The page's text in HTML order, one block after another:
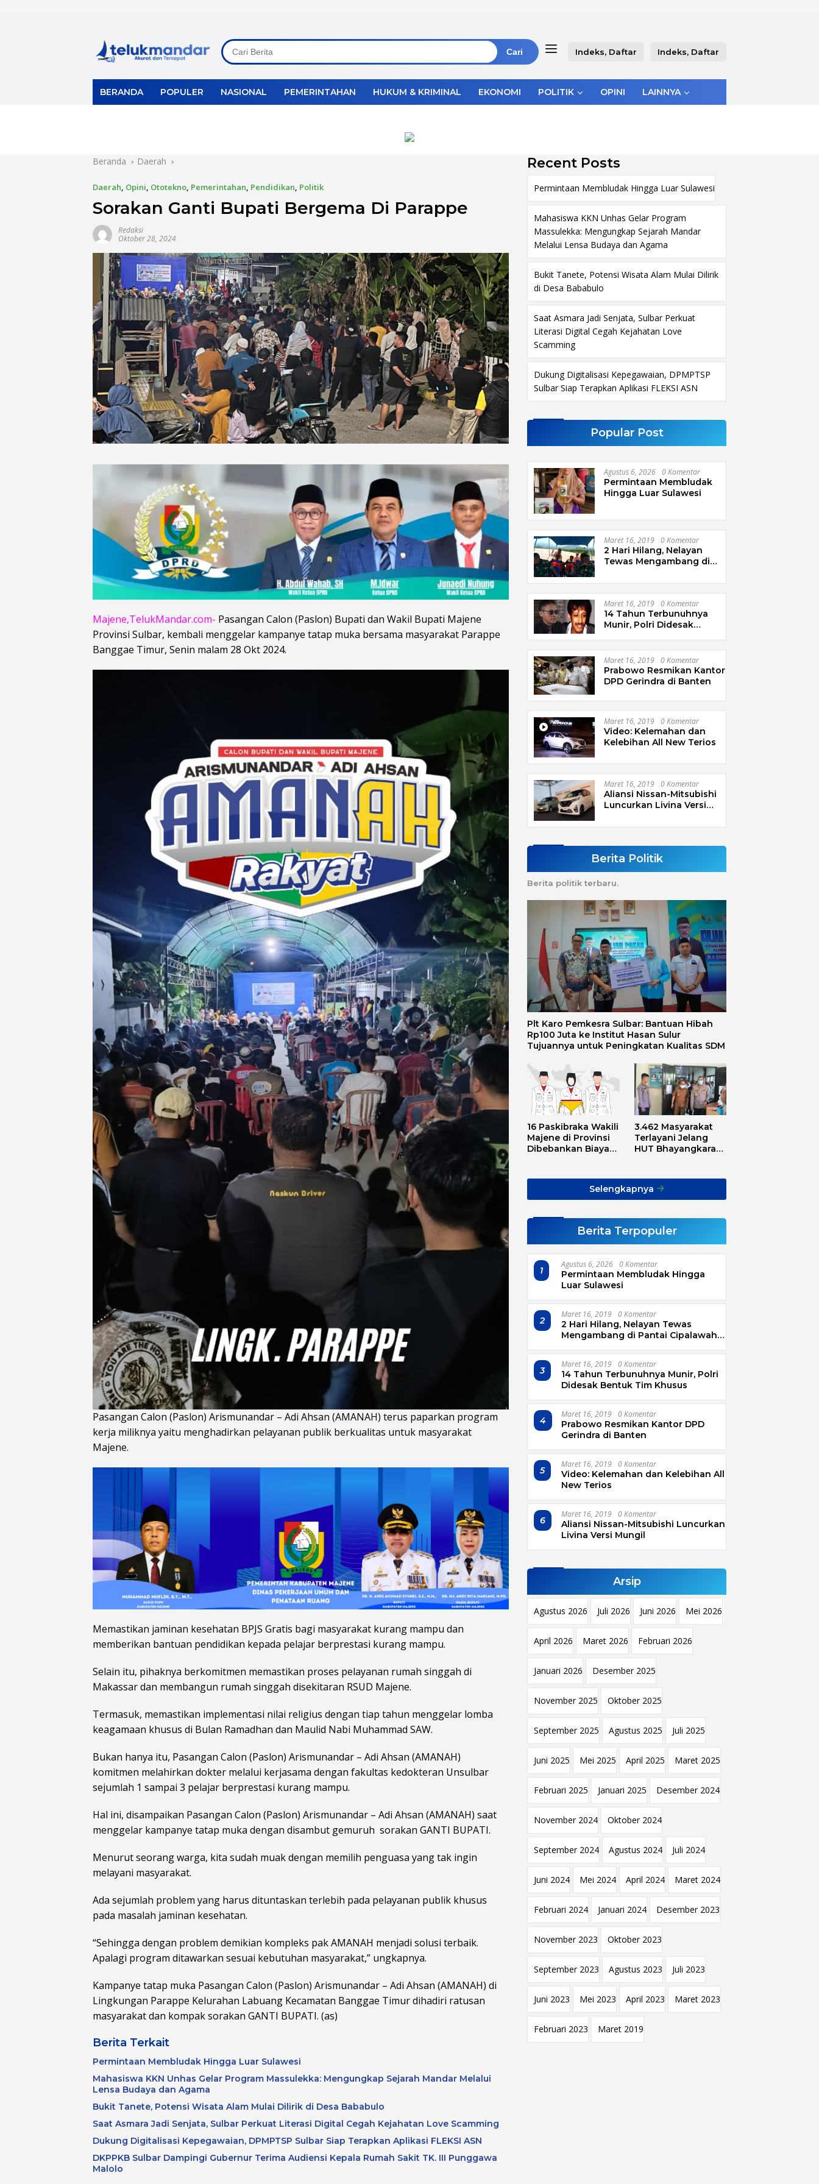
Cari Indeks, Daftar Indeks, Daftar
BERANDA POPULER NASIONAL PEMERINTAHAN HUKUM & KRIMINAL EKONOMI POLITIK OPINI LAINNYA
Beranda Daerah
Daerah, Opini, Ototekno, Pemerintahan, Pendidikan, Politik
Sorakan Ganti Bupati Bergema Di Parappe
Redaksi
Oktober 28, 2024
Majene,TelukMandar.com- Pasangan Calon (Paslon) Bupati dan Wakil Bupati Majene
Provinsi Sulbar, kembali menggelar kampanye tatap muka bersama masyarakat Parappe
Banggae Timur, Senin malam 28 Okt 2024.
Pasangan Calon (Paslon) Arismunandar – Adi Ahsan (AMANAH) terus paparkan program
kerja miliknya yaitu menghadirkan pelayanan publik berkualitas untuk masyarakat
Majene.
Memastikan jaminan kesehatan BPJS Gratis bagi masyarakat kurang mampu dan
memberikan bantuan pendidikan kepada pelajar berprestasi kurang mampu.
Selain itu, pihaknya berkomitmen memastikan proses pelayanan rumah singgah di
Makassar dan membangun rumah singgah disekitaran RSUD Majene.
Termasuk, memastikan implementasi nilai religius dengan tiap tahun menggelar lomba
keagamaan khusus di Bulan Ramadhan dan Maulid Nabi Muhammad SAW.
Bukan hanya itu, Pasangan Calon (Paslon) Arismunandar – Adi Ahsan (AMANAH)
komitmen melahirkan dokter melalui kerjasama dengan fakultas kedokteran Unsulbar
sejumlah 1 sampai 3 pelajar berprestasi kurang mampu.
Hal ini, disampaikan Pasangan Calon (Paslon) Arismunandar – Adi Ahsan (AMANAH) saat
menggelar kampanye tatap muka dengan disambut gemuruh sorakan GANTI BUPATI.
Menurut seorang warga, kita sudah muak dengan memilih penguasa yang tak ingin
melayani masyarakat.
Ada sejumlah problem yang harus dituntaskan terlebih pada pelayanan publik khusus
pada masalah jaminan kesehatan.
“Sehingga dengan problem demikian kompleks pak AMANAH menjadi solusi terbaik.
Apalagi program ditawarkan sesuai kebutuhan masyarakat,” ungkapnya.
Kampanye tatap muka Pasangan Calon (Paslon) Arismunandar – Adi Ahsan (AMANAH) di
Lingkungan Parappe Kelurahan Labuang Kecamatan Banggae Timur dihadiri ratusan
masyarakat dan kompak sorakan GANTI BUPATI. (as)
Berita Terkait
Permintaan Membludak Hingga Luar Sulawesi
Mahasiswa KKN Unhas Gelar Program Massulekka: Mengungkap Sejarah Mandar Melalui
Lensa Budaya dan Agama
Bukit Tanete, Potensi Wisata Alam Mulai Dilirik di Desa Bababulo
Saat Asmara Jadi Senjata, Sulbar Perkuat Literasi Digital Cegah Kejahatan Love Scamming
Dukung Digitalisasi Kepegawaian, DPMPTSP Sulbar Siap Terapkan Aplikasi FLEKSI ASN
DKPPKB Sulbar Dampingi Gubernur Terima Audiensi Kepala Rumah Sakit TK. III Punggawa
Malolo
Recent Posts
Permintaan Membludak Hingga Luar Sulawesi
Mahasiswa KKN Unhas Gelar Program
Massulekka: Mengungkap Sejarah Mandar
Melalui Lensa Budaya dan Agama
Bukit Tanete, Potensi Wisata Alam Mulai Dilirik
di Desa Bababulo
Saat Asmara Jadi Senjata, Sulbar Perkuat
Literasi Digital Cegah Kejahatan Love
Scamming
Dukung Digitalisasi Kepegawaian, DPMPTSP
Sulbar Siap Terapkan Aplikasi FLEKSI ASN
Popular Post
Agustus 6, 2026 0 Komentar
Permintaan Membludak
Hingga Luar Sulawesi
Maret 16, 2019 0 Komentar
2 Hari Hilang, Nelayan
Tewas Mengambang di
Maret 16, 2019 0 Komentar
14 Tahun Terbunuhnya
Munir, Polri Didesak
Maret 16, 2019 0 Komentar
Prabowo Resmikan Kantor
DPD Gerindra di Banten
Maret 16, 2019 0 Komentar
Video: Kelemahan dan
Kelebihan All New Terios
Maret 16, 2019 0 Komentar
Aliansi Nissan-Mitsubishi
Luncurkan Livina Versi
Berita Politik
Berita politik terbaru.
Plt Karo Pemkesra Sulbar: Bantuan Hibah
Rp100 Juta ke Institut Hasan Sulur
Tujuannya untuk Peningkatan Kualitas SDM
16 Paskibraka Wakili
Majene di Provinsi
Dibebankan Biaya
Semua
3.462 Masyarakat
Terlayani Jelang
HUT Bhayangkara
Selengkapnya
Berita Terpopuler
1
Agustus 6, 2026 0 Komentar
Permintaan Membludak Hingga
Luar Sulawesi
2
Maret 16, 2019 0 Komentar
2 Hari Hilang, Nelayan Tewas
Mengambang di Pantai Cipalawah
3
Maret 16, 2019 0 Komentar
14 Tahun Terbunuhnya Munir, Polri
Didesak Bentuk Tim Khusus
4
Maret 16, 2019 0 Komentar
Prabowo Resmikan Kantor DPD
Gerindra di Banten
5
Maret 16, 2019 0 Komentar
Video: Kelemahan dan Kelebihan All
New Terios
6
Maret 16, 2019 0 Komentar
Aliansi Nissan-Mitsubishi Luncurkan
Livina Versi Mungil
Arsip
Agustus 2026 Juli 2026 Juni 2026 Mei 2026
April 2026 Maret 2026 Februari 2026
Januari 2026 Desember 2025
November 2025 Oktober 2025
September 2025 Agustus 2025 Juli 2025
Juni 2025 Mei 2025 April 2025 Maret 2025
Februari 2025 Januari 2025 Desember 2024
November 2024 Oktober 2024
September 2024 Agustus 2024 Juli 2024
Juni 2024 Mei 2024 April 2024 Maret 2024
Februari 2024 Januari 2024 Desember 2023
November 2023 Oktober 2023
September 2023 Agustus 2023 Juli 2023
Juni 2023 Mei 2023 April 2023 Maret 2023
Februari 2023 Maret 2019